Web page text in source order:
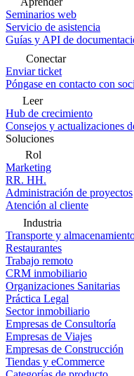
Seminarios web
Servicio de asistencia
Guías y API de
Conectar
Enviar ticket
Póngase en contacto con
Leer
Hub de crecimiento
Consejos y actualizaciones
Soluciones
Rol
Marketing
RR. HH.
Administración de proyectos
Atención al cliente
Industria
Transporte y
Restaurantes
Trabajo remoto
CRM inmobiliario
Organizaciones Sanitarias
Práctica Legal
Sector inmobiliario
Empresas de Consultoría
Empresas de Viajes
Empresas de Construcción
Tiendas y eCommerce